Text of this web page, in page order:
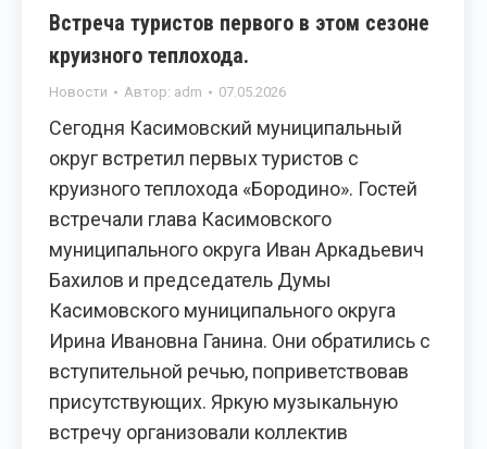
Встреча туристов первого в этом сезоне
круизного теплохода.
Новости Автор: adm 07.05.2026
Сегодня Касимовский муниципальный
округ встретил первых туристов с
круизного теплохода «Бородино». Гостей
встречали глава Касимовского
муниципального округа Иван Аркадьевич
Бахилов и председатель Думы
Касимовского муниципального округа
Ирина Ивановна Ганина. Они обратились с
вступительной речью, поприветствовав
присутствующих. Яркую музыкальную
встречу организовали коллектив